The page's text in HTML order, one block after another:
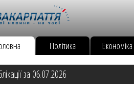
Політика Економіка
за 06.07.2026